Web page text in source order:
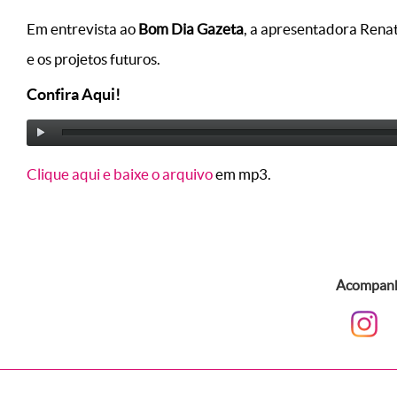
Em entrevista ao Bom Dia Gazeta, a apresentadora
e os projetos futuros.
Confira Aqui!
Clique aqui e baixe o arquivoem mp3.